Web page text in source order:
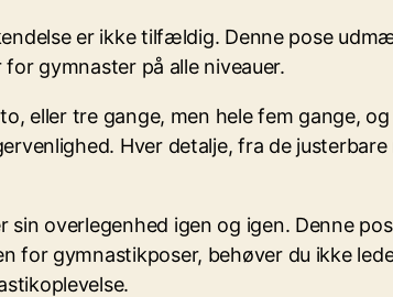
er ikke tilfældig. Denne pose
gymnaster på alle niveauer.
eller tre gange, men hele fem gange,
Hver detalje, fra de
overlegenhed igen og igen. Denne
gymnastikposer, behøver du ikke